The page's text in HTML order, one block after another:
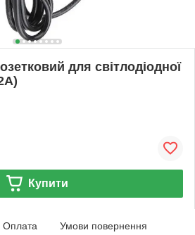
для світлодіодної
Купити
Оплата Умови повернення